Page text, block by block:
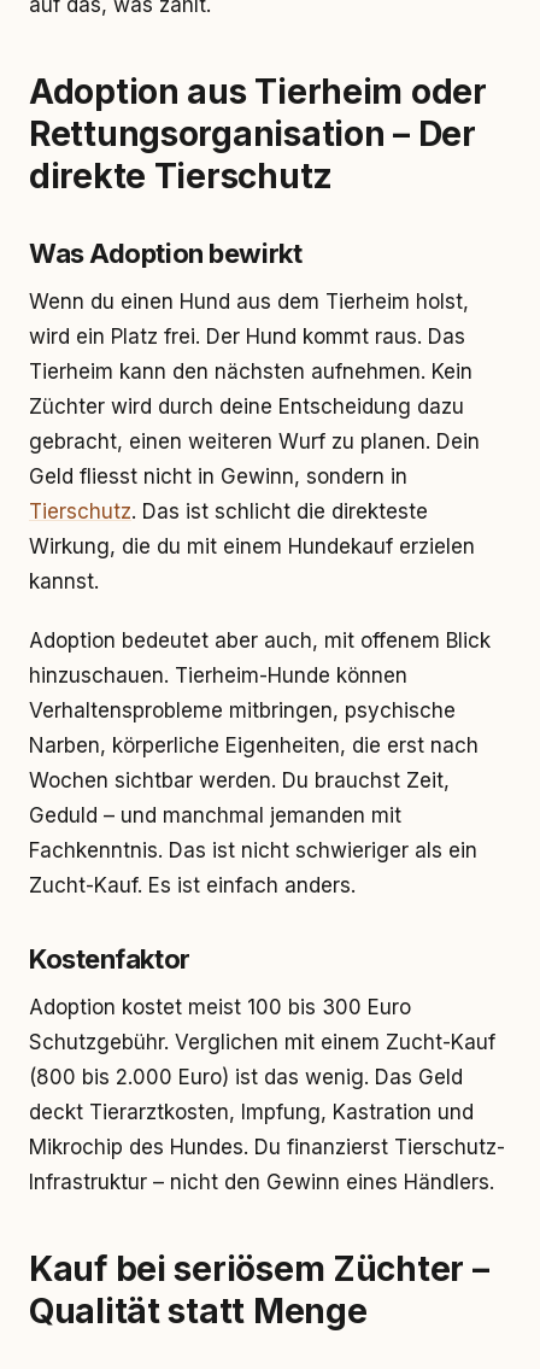
auf das, was zählt.
Adoption aus Tierheim oder
Rettungsorganisation – Der
direkte Tierschutz
Was Adoption bewirkt
Wenn du einen Hund aus dem Tierheim holst,
wird ein Platz frei. Der Hund kommt raus. Das
Tierheim kann den nächsten aufnehmen. Kein
Züchter wird durch deine Entscheidung dazu
gebracht, einen weiteren Wurf zu planen. Dein
Geld fliesst nicht in Gewinn, sondern in
Tierschutz. Das ist schlicht die direkteste
Wirkung, die du mit einem Hundekauf erzielen
kannst.
Adoption bedeutet aber auch, mit offenem Blick
hinzuschauen. Tierheim-Hunde können
Verhaltensprobleme mitbringen, psychische
Narben, körperliche Eigenheiten, die erst nach
Wochen sichtbar werden. Du brauchst Zeit,
Geduld – und manchmal jemanden mit
Fachkenntnis. Das ist nicht schwieriger als ein
Zucht-Kauf. Es ist einfach anders.
Kostenfaktor
Adoption kostet meist 100 bis 300 Euro
Schutzgebühr. Verglichen mit einem Zucht-Kauf
(800 bis 2.000 Euro) ist das wenig. Das Geld
deckt Tierarztkosten, Impfung, Kastration und
Mikrochip des Hundes. Du finanzierst Tierschutz-
Infrastruktur – nicht den Gewinn eines Händlers.
Kauf bei seriösem Züchter –
Qualität statt Menge